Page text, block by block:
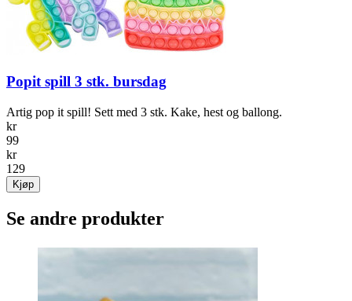
Popit spill 3 stk. bursdag
Artig pop it spill! Sett med 3 stk. Kake, hest og ballong.
kr
99
kr
129
Kjøp
Se andre produkter